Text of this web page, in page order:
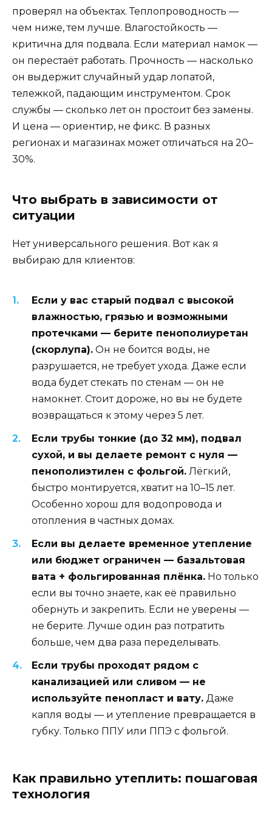
проверял на объектах. Теплопроводность —
чем ниже, тем лучше. Влагостойкость —
критична для подвала. Если материал намок —
он перестаёт работать. Прочность — насколько
он выдержит случайный удар лопатой,
тележкой, падающим инструментом. Срок
службы — сколько лет он простоит без замены.
И цена — ориентир, не фикс. В разных
регионах и магазинах может отличаться на 20–
30%.
Что выбрать в зависимости от
ситуации
Нет универсального решения. Вот как я
выбираю для клиентов:
Если у вас старый подвал с высокой
влажностью, грязью и возможными
протечками — берите пенополиуретан
(скорлупа). Он не боится воды, не
разрушается, не требует ухода. Даже если
вода будет стекать по стенам — он не
намокнет. Стоит дороже, но вы не будете
возвращаться к этому через 5 лет.
Если трубы тонкие (до 32 мм), подвал
сухой, и вы делаете ремонт с нуля —
пенополиэтилен с фольгой. Лёгкий,
быстро монтируется, хватит на 10–15 лет.
Особенно хорош для водопровода и
отопления в частных домах.
Если вы делаете временное утепление
или бюджет ограничен — базальтовая
вата + фольгированная плёнка. Но только
если вы точно знаете, как её правильно
обернуть и закрепить. Если не уверены —
не берите. Лучше один раз потратить
больше, чем два раза переделывать.
Если трубы проходят рядом с
канализацией или сливом — не
используйте пенопласт и вату. Даже
капля воды — и утепление превращается в
губку. Только ППУ или ППЭ с фольгой.
Как правильно утеплить: пошаговая
технология